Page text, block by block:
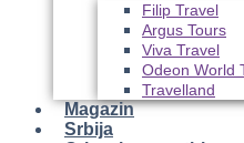
Filip Travel
Argus Tours
Viva Travel
Odeon World
Travelland
Magazin
Srbija